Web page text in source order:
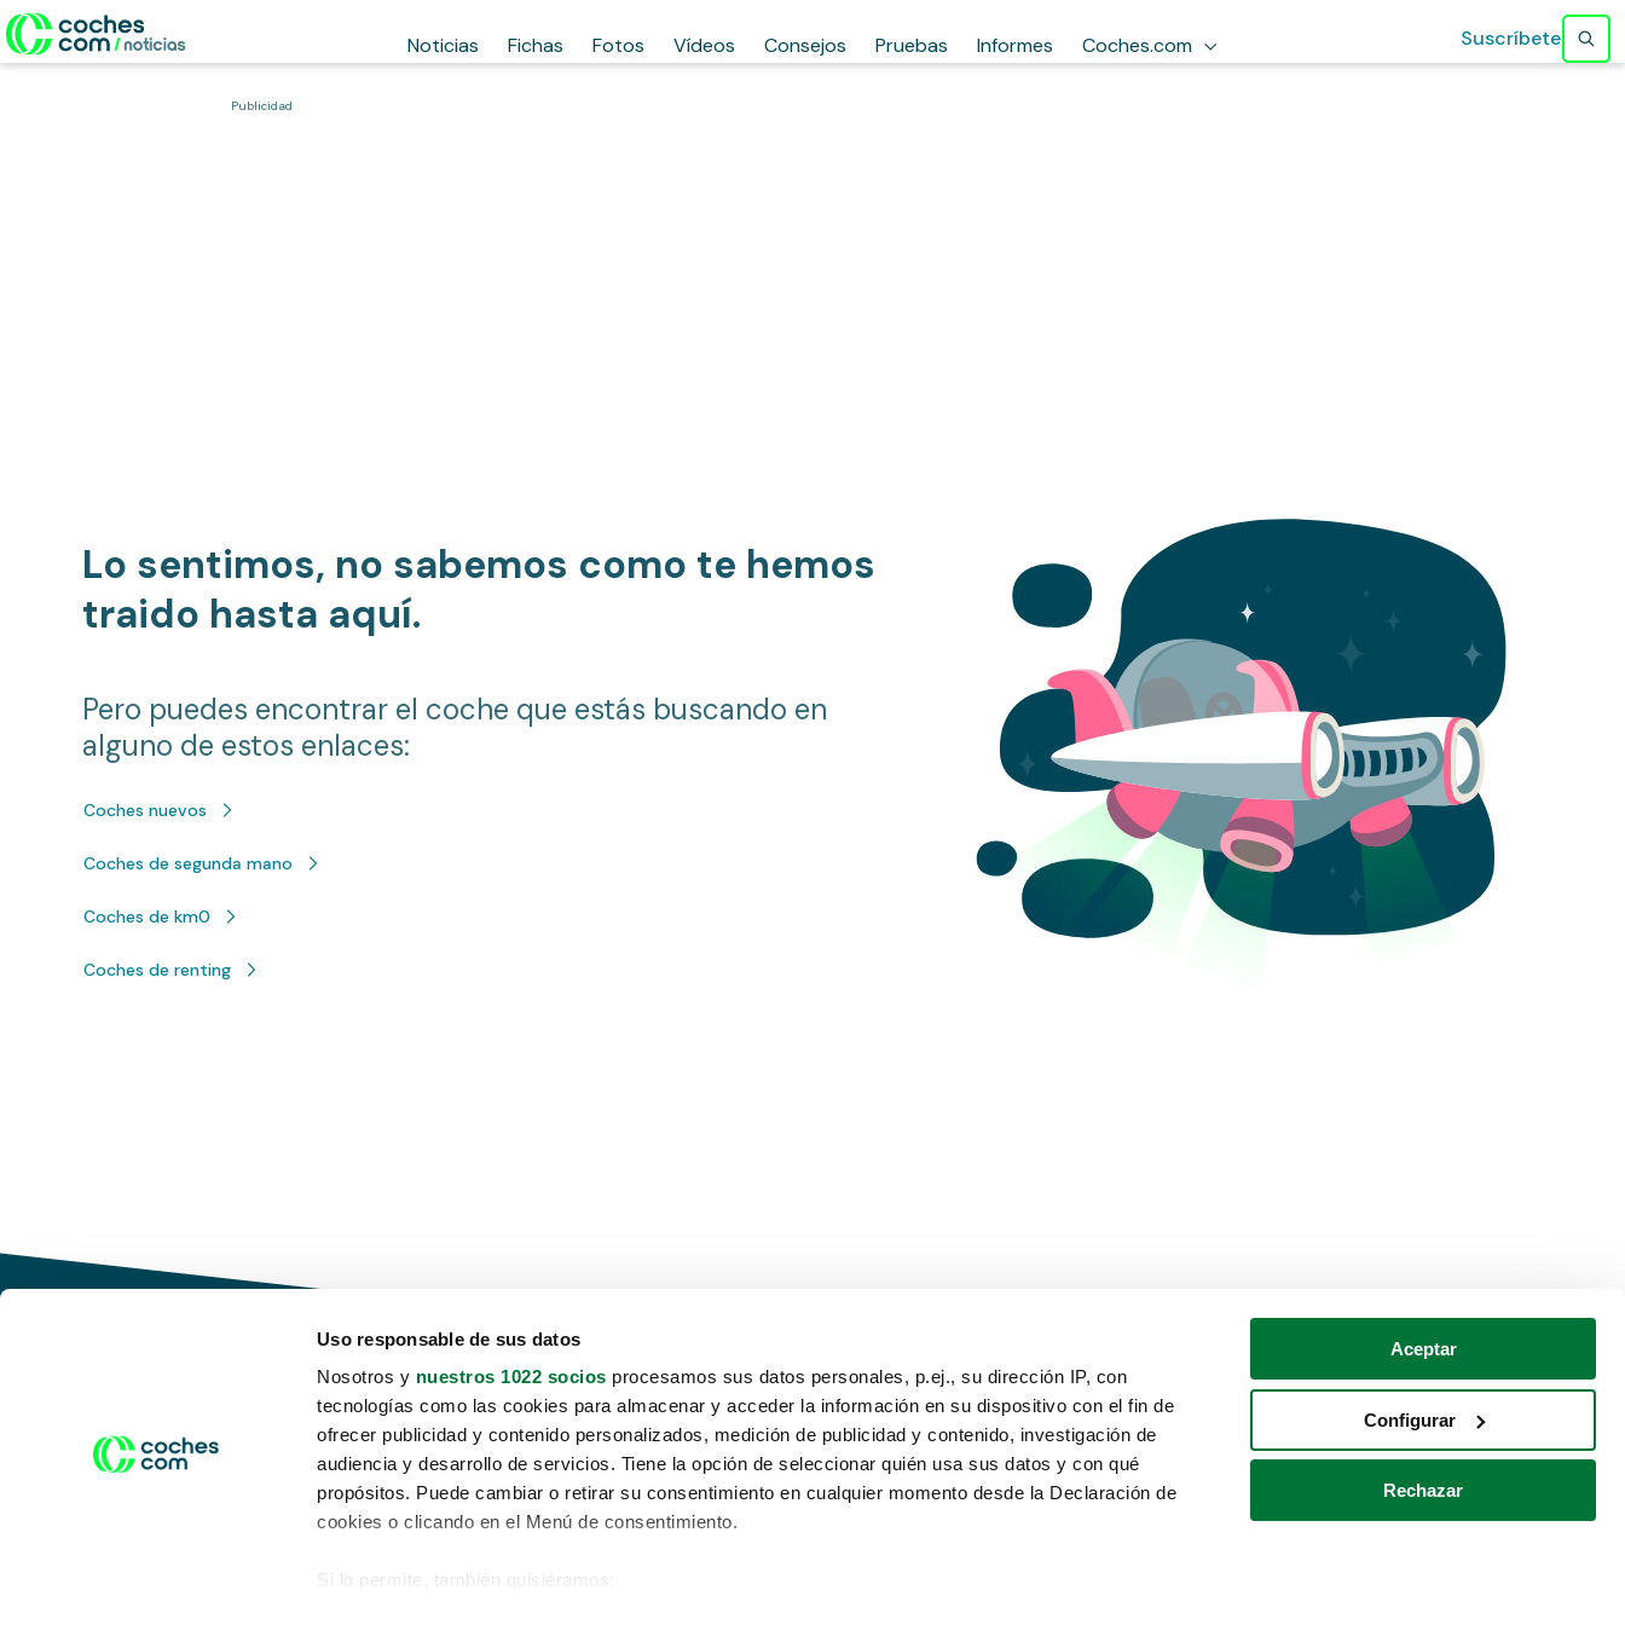
Uso responsable de sus datos
Nosotros y nuestros 1022 socios procesamos sus datos personales, p.ej., su dirección IP, con
tecnologías como las cookies para almacenar y acceder la información en su dispositivo con el fin de
ofrecer publicidad y contenido personalizados, medición de publicidad y contenido, investigación de
audiencia y desarrollo de servicios. Tiene la opción de seleccionar quién usa sus datos y con qué
propósitos. Puede cambiar o retirar su consentimiento en cualquier momento desde la Declaración de
cookies o clicando en el Menú de consentimiento.
Si lo permite, también quisiéramos:
Aceptar
Configurar
Rechazar
Noticias Fichas Fotos Vídeos Consejos Pruebas Informes Coches.com Suscríbete
Publicidad
Lo sentimos, no sabemos como te hemos
traido hasta aquí.
Pero puedes encontrar el coche que estás buscando en
alguno de estos enlaces:
Coches nuevos
Coches de segunda mano
Coches de km0
Coches de renting
Conduce tu futuro,
desata tu movilidad